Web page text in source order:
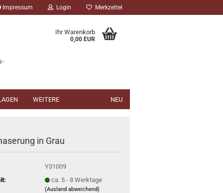
Impressum Login Merkzettel
Ihr Warenkorb
0,00 EUR
NEU
WEITERE
in Grau
Y31009
ca. 5 - 8 Werktage
(Ausland abweichend)